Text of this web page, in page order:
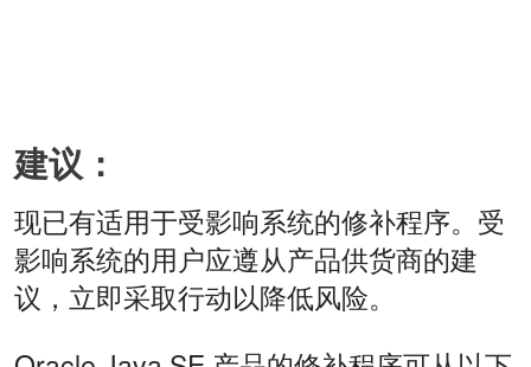
建议：
现已有适用于受影响系统的修补程序。受
影响系统的用户应遵从产品供货商的建
议，立即采取行动以降低风险。